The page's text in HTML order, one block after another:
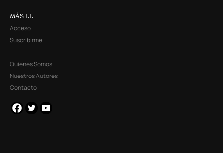
MÁS LL
Acceso
Suscribirme
Quienes Somos
Nuestros Autores
Contacto